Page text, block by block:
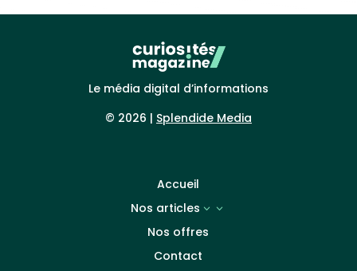
Le média digital d’informations
© 2026 | Splendide Media
Accueil
Nos articles
3
Nos offres
Contact